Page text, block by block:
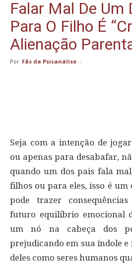
Falar Mal De Um
Para O Filho É
Alienação
Por Fãs da Psicanálise -
Seja com a intenção de
ou apenas para desabafar,
quando um dos pais fala
filhos ou para eles, isso é
pode trazer consequências
futuro equilíbrio emocional
um nó na cabeça dos
prejudicando em sua índole
deles como seres humanos